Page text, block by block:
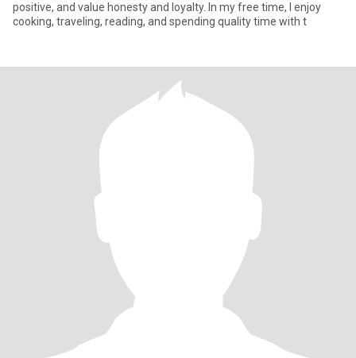
positive, and value honesty and loyalty. In my free time, I enjoy
cooking, traveling, reading, and spending quality time with t